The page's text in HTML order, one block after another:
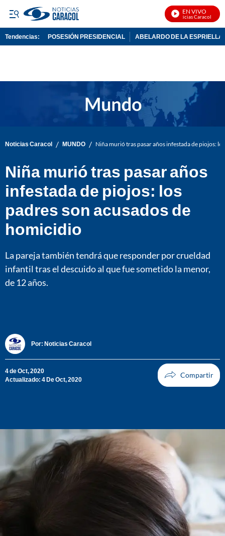
EN VIVO
Noticias Caracol En
Tendencias: POSESIÓN PRESIDENCIAL ABELARDO DE LA ESPRIELLA
Noticias Caracol / MUNDO / Niña murió tras pasar años infestada de piojos:
Niña murió tras pasar años
infestada de piojos: los
padres son acusados de
homicidio
La pareja también tendrá que responder por crueldad
infantil tras el descuido al que fue sometido la menor,
de 12 años.
Por: Noticias Caracol
4 de Oct, 2020
Actualizado: 4 De Oct, 2020